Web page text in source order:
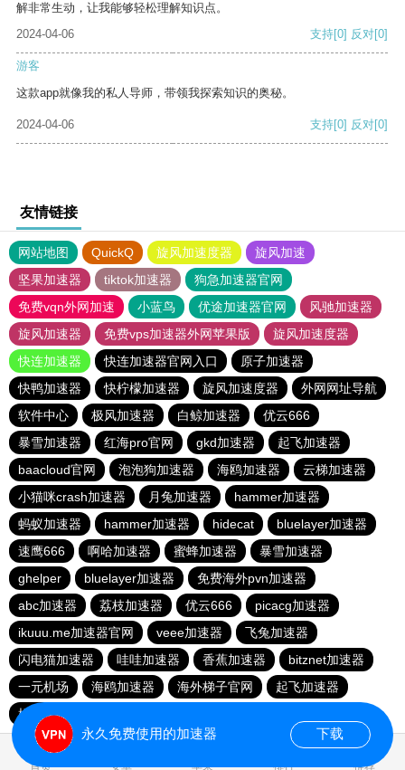
解非常生动，让我能够轻松理解知识点。
2024-04-06
支持[0] 反对[0]
游客
这款app就像我的私人导师，带领我探索知识的奥秘。
2024-04-06 支持[0] 反对[0]
友情链接
网站地图 QuickQ 旋风加速度器
旋风加速
坚果加速器
tiktok加速器
狗急加速器官网
免费vqn外网加速
小蓝鸟 优途加速器官网
风驰加速器
旋风加速器
免费vps加速器外网苹果版
旋风加速度器
快连加速器
快连加速器官网入口
原子加速器
快鸭加速器
快柠檬加速器 旋风加速度器
外网网址导航
软件中心
极风加速器 白鲸加速器
优云666
暴雪加速器
红海pro官网 gkd加速器
起飞加速器
baacloud官网
泡泡狗加速器 海鸥加速器
云梯加速器
小猫咪crash加速器
月兔加速器
hammer加速器
蚂蚁加速器
hammer加速器 hidecat
bluelayer加速器
速鹰666
啊哈加速器 蜜蜂加速器
暴雪加速器
ghelper
bluelayer加速器
免费海外pvn加速器
abc加速器
荔枝加速器 优云666
picacg加速器
ikuuu.me加速器官网
veee加速器
飞兔加速器
闪电猫加速器
哇哇加速器 香蕉加速器
bitznet加速器
一元机场
海鸥加速器 海外梯子官网
起飞加速器
橘子加速器
首页 安卓 苹果 排行 推荐
永久免费使用的加速器 下载
0.025825s